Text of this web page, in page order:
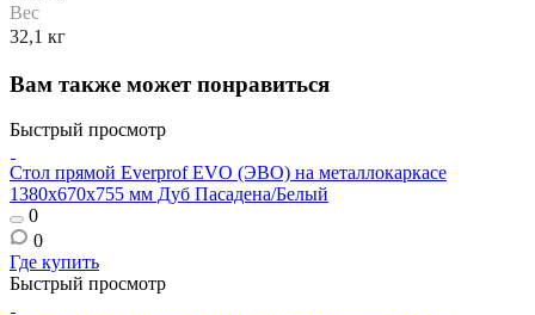
Вес
32,1 кг
Вам также может понравиться
Быстрый просмотр
Стол прямой Everprof EVO (ЭВО) на металлокаркасе
1380х670х755 мм Дуб Пасадена/Белый
0
0
Где купить
Быстрый просмотр